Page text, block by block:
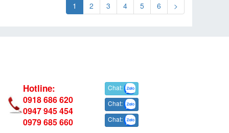
1 2 3 4 5 6 >
Hotline:
0918 686 620
0947 945 454
0979 685 660
Chat:
Chat:
Chat: